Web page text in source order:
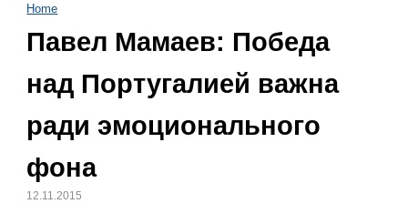
Home
Павел Мамаев: Победа
над Португалией важна
ради эмоционального
фона
12.11.2015